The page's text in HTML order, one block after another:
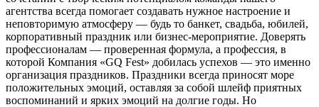
агентства всегда помогает создавать нужное настроение и
неповторимую атмосферу — будь то банкет, свадьба, юбилей,
корпоративный праздник или бизнес-мероприятие. Доверять
профессионалам — проверенная формула, а профессия, в
которой Компания «GQ Fest» добилась успехов — это именно
организация праздников. Праздники всегда приносят море
положительных эмоций, оставляя за собой шлейф приятных
воспоминаний и ярких эмоций на долгие годы. Но